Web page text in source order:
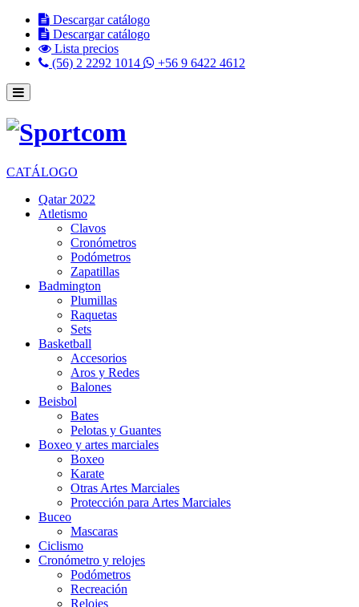
Descargar catálogo
Descargar catálogo
Lista precios
(56) 2 2292 1014
+56 9 6422 4612
CATÁLOGO
Qatar 2022
Atletismo
Clavos
Cronómetros
Podómetros
Zapatillas
Badmington
Plumillas
Raquetas
Sets
Basketball
Accesorios
Aros y Redes
Balones
Beisbol
Bates
Pelotas y Guantes
Boxeo y artes marciales
Boxeo
Karate
Otras Artes Marciales
Protección para Artes Marciales
Buceo
Mascaras
Ciclismo
Cronómetro y relojes
Podómetros
Recreación
Relojes